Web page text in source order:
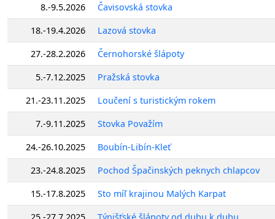
8.-9.5.2026
Čavisovská stovka
18.-19.4.2026
Lazová stovka
27.-28.2.2026
Černohorské šlápoty
5.-7.12.2025
Pražská stovka
21.-23.11.2025
Loučení s turistickým rokem
7.-9.11.2025
Stovka Považím
24.-26.10.2025
Boubín-Libín-Kleť
23.-24.8.2025
Pochod Špačinských peknych chlapcov
15.-17.8.2025
Sto míľ krajinou Malých Karpat